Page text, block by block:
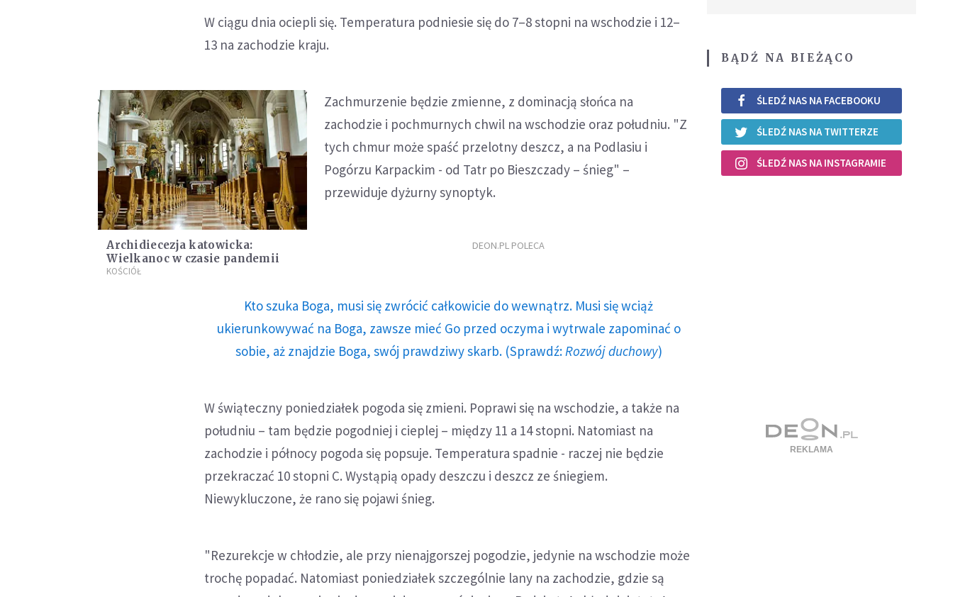
W ciągu dnia ociepli się. Temperatura podniesie się do 7–8 stopni na wschodzie i 12–
13 na zachodzie kraju.
Archidiecezja katowicka:
Wielkanoc w czasie pandemii
KOŚCIÓŁ
Zachmurzenie będzie zmienne, z dominacją słońca na
zachodzie i pochmurnych chwil na wschodzie oraz południu. "Z
tych chmur może spaść przelotny deszcz, a na Podlasiu i
Pogórzu Karpackim - od Tatr po Bieszczady – śnieg" –
przewiduje dyżurny synoptyk.
DEON.PL POLECA
Kto szuka Boga, musi się zwrócić całkowicie do wewnątrz. Musi się wciąż
ukierunkowywać na Boga, zawsze mieć Go przed oczyma i wytrwale zapominać o
sobie, aż znajdzie Boga, swój prawdziwy skarb. (Sprawdź:Rozwój duchowy)
W świąteczny poniedziałek pogoda się zmieni. Poprawi się na wschodzie, a także na
południu – tam będzie pogodniej i cieplej – między 11 a 14 stopni. Natomiast na
zachodzie i północy pogoda się popsuje. Temperatura spadnie - raczej nie będzie
przekraczać 10 stopni C. Wystąpią opady deszczu i deszcz ze śniegiem.
Niewykluczone, że rano się pojawi śnieg.
"Rezurekcje w chłodzie, ale przy nienajgorszej pogodzie, jedynie na wschodzie może
trochę popadać. Natomiast poniedziałek szczególnie lany na zachodzie, gdzie są
BĄDŹ NA BIEŻĄCO
ŚLEDŹ NAS NA FACEBOOKU
ŚLEDŹ NAS NA TWITTERZE
ŚLEDŹ NAS NA INSTAGRAMIE